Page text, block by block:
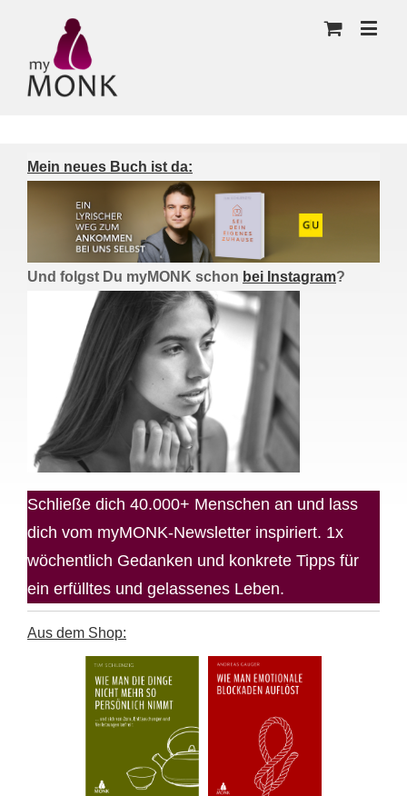
Mein neues Buch ist da:
Und folgst Du myMONK schon bei Instagram?
Schließe dich 40.000+ Menschen an und lass
dich vom myMONK-Newsletter inspiriert. 1x
wöchentlich Gedanken und konkrete Tipps für
ein erfülltes und gelassenes Leben.
Aus dem Shop: